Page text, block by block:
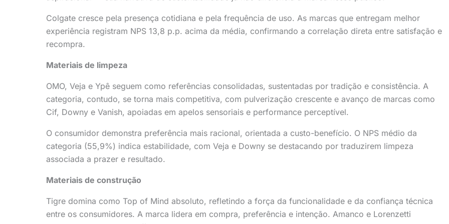
Colgate cresce pela presença cotidiana e pela frequência de uso. As marcas que entregam melhor
experiência registram NPS 13,8 p.p. acima da média, confirmando a correlação direta entre satisfação e
recompra.
Materiais de limpeza
OMO, Veja e Ypê seguem como referências consolidadas, sustentadas por tradição e consistência. A
categoria, contudo, se torna mais competitiva, com pulverização crescente e avanço de marcas como
Cif, Downy e Vanish, apoiadas em apelos sensoriais e performance perceptível.
O consumidor demonstra preferência mais racional, orientada a custo-benefício. O NPS médio da
categoria (55,9%) indica estabilidade, com Veja e Downy se destacando por traduzirem limpeza
associada a prazer e resultado.
Materiais de construção
Tigre domina como Top of Mind absoluto, refletindo a força da funcionalidade e da confiança técnica
entre os consumidores. A marca lidera em compra, preferência e intenção. Amanco e Lorenzetti